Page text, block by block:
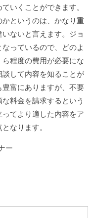
いくことができます。
というのは、かなり重
ないと言えます。ジョ
っているので、どのよ
程度の費用が必要にな
して内容を知ることが
富にありますが、不要
料金を請求するという
てより適した内容をア
なります。
ー